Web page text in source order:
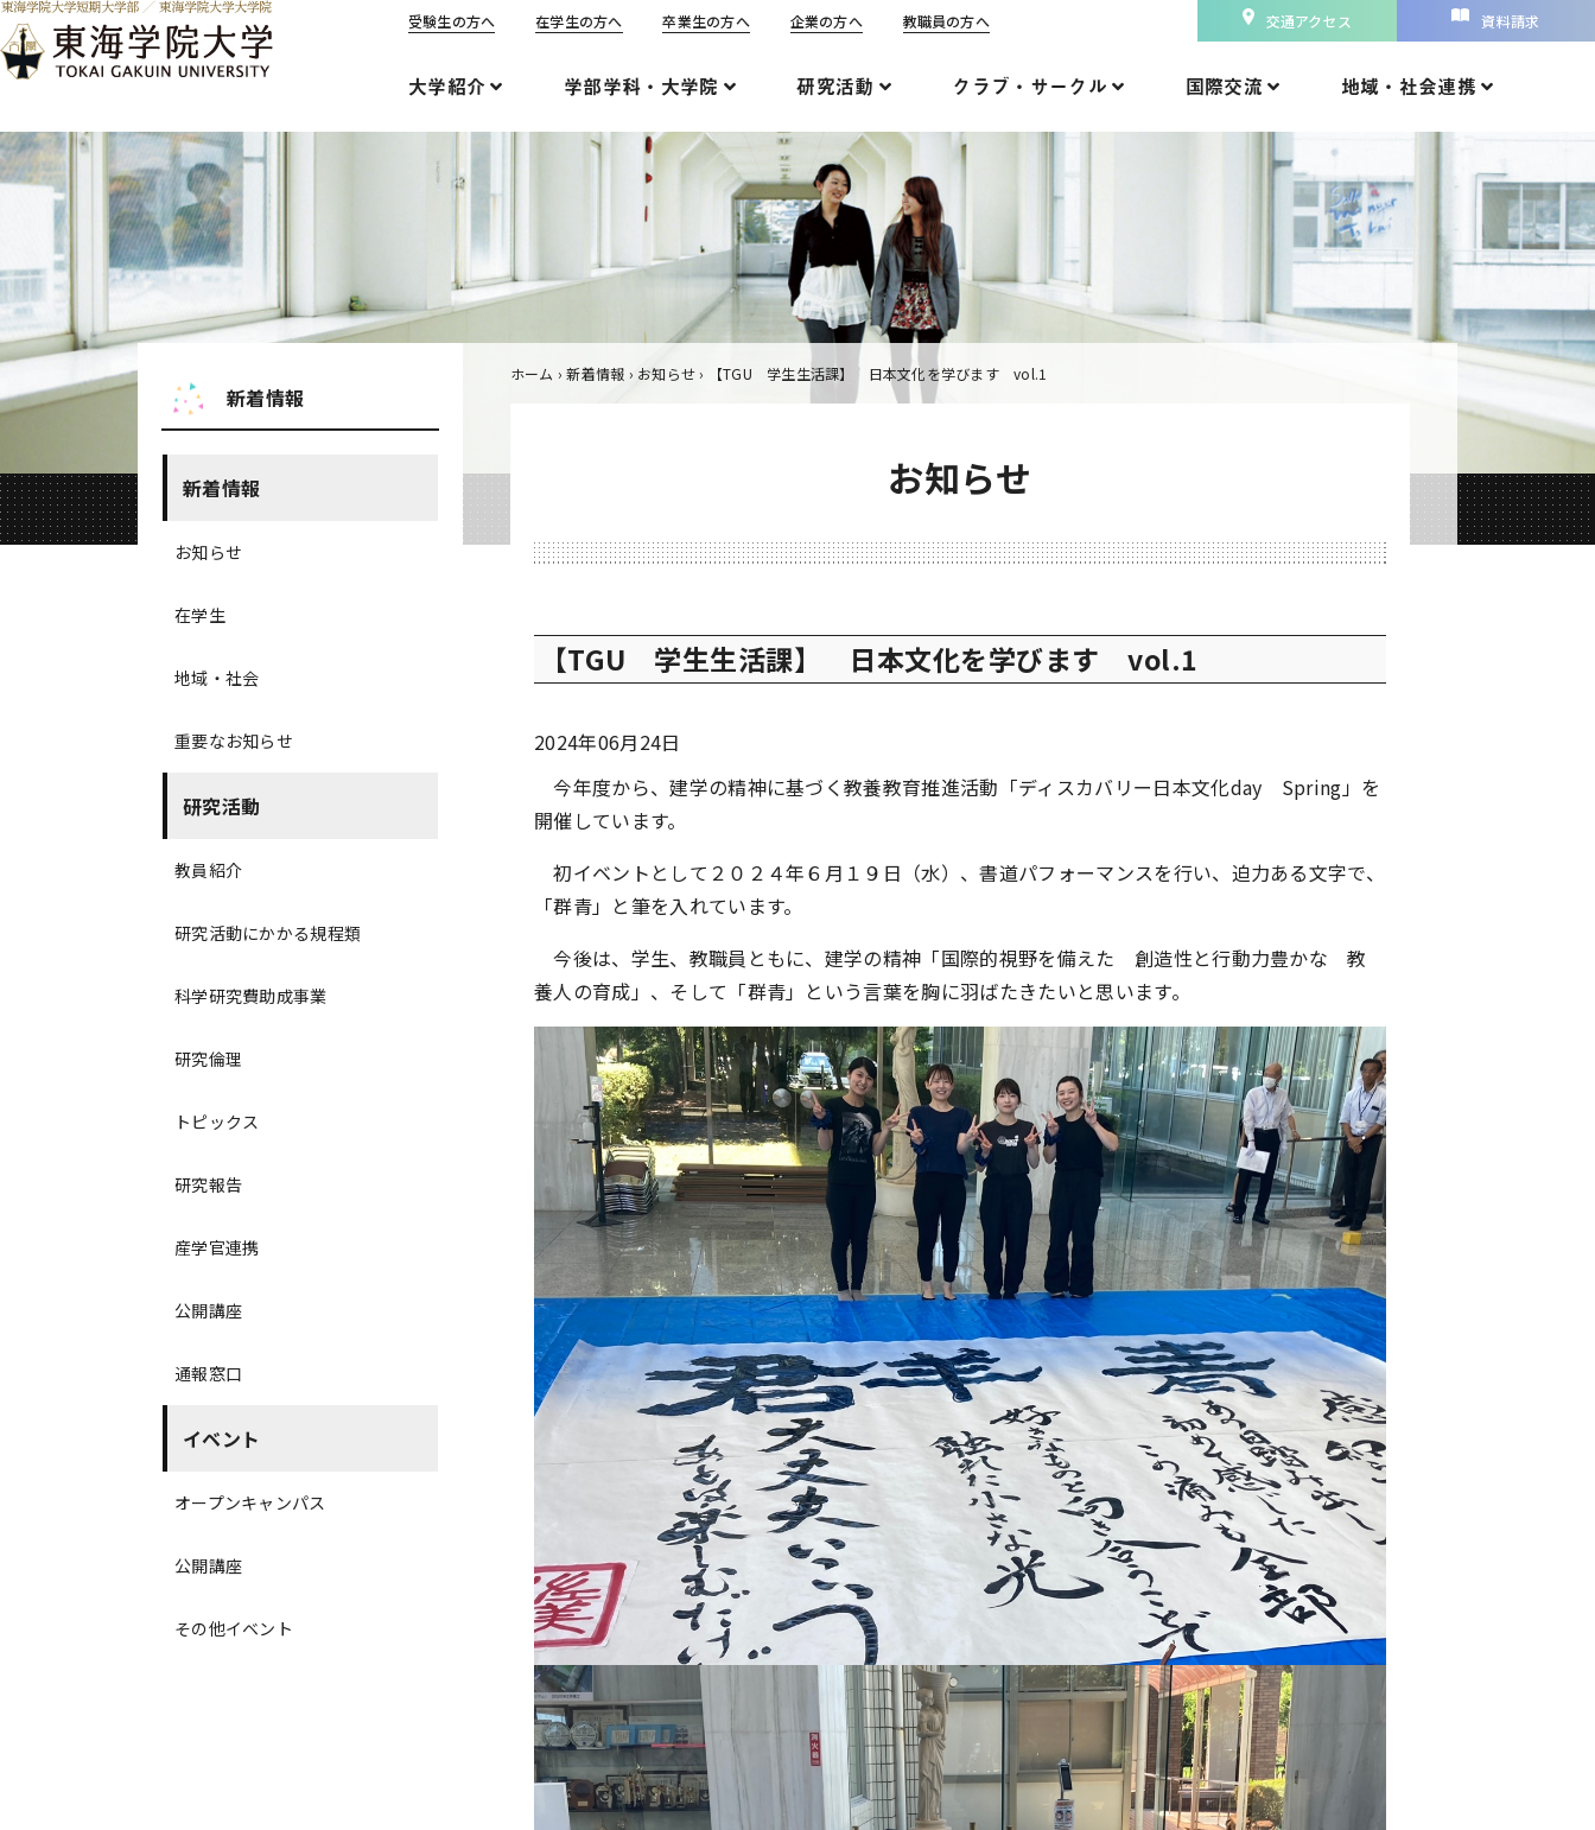
受験生の方へ 在学生の方へ 卒業生の方へ 企業の方へ 教職員の方へ 交通アクセス 資料請求
大学紹介 学部学科・大学院 研究活動 クラブ・サークル 国際交流 地域・社会連携
ホーム ›新着情報 › お知らせ› 【TGU 学生生活課】 日本文化を学びます vol.1
お知らせ
【TGU 学生生活課】 日本文化を学びます vol.1
2024年06月24日
今年度から、建学の精神に基づく教養教育推進活動「ディスカバリー日本文化day Spring」を
開催しています。
初イベントとして２０２４年６月１９日（水）、書道パフォーマンスを行い、迫力ある文字で、
「群青」と筆を入れています。
今後は、学生、教職員ともに、建学の精神「国際的視野を備えた 創造性と行動力豊かな 教
養人の育成」、そして「群青」という言葉を胸に羽ばたきたいと思います。
新着情報
新着情報
お知らせ
在学生
地域・社会
重要なお知らせ
研究活動
教員紹介
研究活動にかかる規程類
科学研究費助成事業
研究倫理
トピックス
研究報告
産学官連携
公開講座
通報窓口
イベント
オープンキャンパス
公開講座
その他イベント